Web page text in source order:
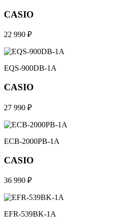
CASIO
22 990 ₽
EQS-900DB-1A
CASIO
27 990 ₽
ECB-2000PB-1A
CASIO
36 990 ₽
EFR-539BK-1A